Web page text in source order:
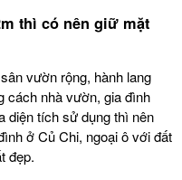
thì có nên giữ mặt
vườn rộng, hành lang
cách nhà vườn, gia đình
diện tích sử dụng thì nên
ở Củ Chi, ngoại ô với đất
đẹp.